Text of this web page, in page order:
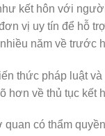
kết hôn với
vị uy tín để hỗ
năm về trước
thức pháp luật
hơn về thủ tục kết
quan có thẩm